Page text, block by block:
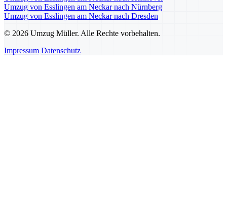
Umzug von Esslingen am Neckar nach Nürnberg
Umzug von Esslingen am Neckar nach Dresden
© 2026 Umzug Müller. Alle Rechte vorbehalten.
Impressum Datenschutz